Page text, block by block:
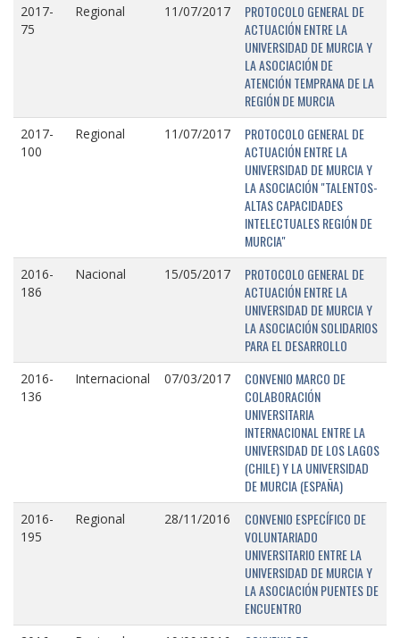
2017-
75
Regional 11/07/2017
PROTOCOLO GENERAL DE
ACTUACIÓN ENTRE LA
UNIVERSIDAD DE MURCIA Y
LA ASOCIACIÓN DE
ATENCIÓN TEMPRANA DE LA
REGIÓN DE MURCIA
2017-
100
Regional 11/07/2017
PROTOCOLO GENERAL DE
ACTUACIÓN ENTRE LA
UNIVERSIDAD DE MURCIA Y
LA ASOCIACIÓN "TALENTOS-
ALTAS CAPACIDADES
INTELECTUALES REGIÓN DE
MURCIA"
2016-
186
Nacional 15/05/2017
PROTOCOLO GENERAL DE
ACTUACIÓN ENTRE LA
UNIVERSIDAD DE MURCIA Y
LA ASOCIACIÓN SOLIDARIOS
PARA EL DESARROLLO
2016-
136
Internacional 07/03/2017
CONVENIO MARCO DE
COLABORACIÓN
UNIVERSITARIA
INTERNACIONAL ENTRE LA
UNIVERSIDAD DE LOS LAGOS
(CHILE) Y LA UNIVERSIDAD
DE MURCIA (ESPAÑA)
2016-
195
Regional 28/11/2016
CONVENIO ESPECÍFICO DE
VOLUNTARIADO
UNIVERSITARIO ENTRE LA
UNIVERSIDAD DE MURCIA Y
LA ASOCIACIÓN PUENTES DE
ENCUENTRO